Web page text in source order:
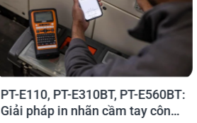
PT-E110, PT-E310BT, PT-E560BT:
Giải pháp in nhãn cầm tay công